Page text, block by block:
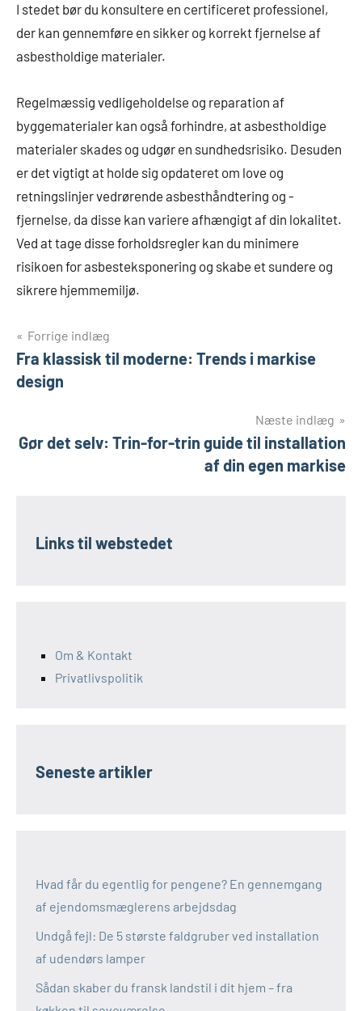
I stedet bør du konsultere en certificeret professionel,
der kan gennemføre en sikker og korrekt fjernelse af
asbestholdige materialer.
Regelmæssig vedligeholdelse og reparation af
byggematerialer kan også forhindre, at asbestholdige
materialer skades og udgør en sundhedsrisiko. Desuden
er det vigtigt at holde sig opdateret om love og
retningslinjer vedrørende asbesthåndtering og -
fjernelse, da disse kan variere afhængigt af din lokalitet.
Ved at tage disse forholdsregler kan du minimere
risikoen for asbesteksponering og skabe et sundere og
sikrere hjemmemiljø.
Indlægsnavigation
Forrige indlæg
Fra klassisk til moderne: Trends i markise
design
Næste indlæg
Gør det selv: Trin-for-trin guide til installation
af din egen markise
Links til webstedet
Om & Kontakt
Privatlivspolitik
Seneste artikler
Hvad får du egentlig for pengene? En gennemgang
af ejendomsmæglerens arbejdsdag
Undgå fejl: De 5 største faldgruber ved installation
af udendørs lamper
Sådan skaber du fransk landstil i dit hjem – fra